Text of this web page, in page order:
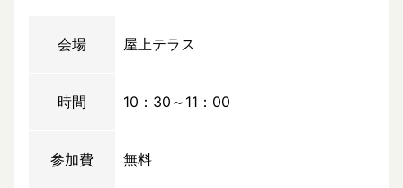
会場 屋上テラス
時間 10：30～11：00
参加費 無料